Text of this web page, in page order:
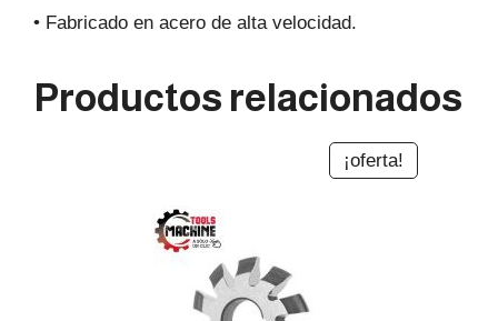
• Fabricado en acero de alta velocidad.
Productos relacionados
¡oferta!